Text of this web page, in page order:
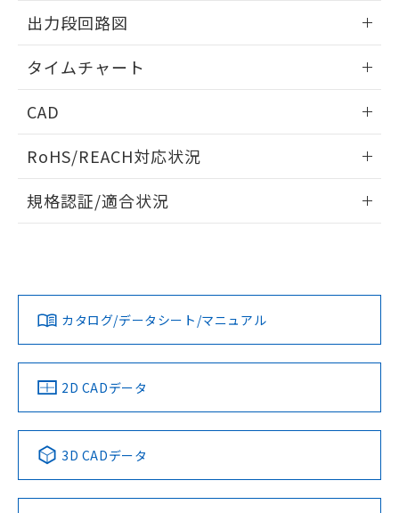
出力段回路図
タイムチャート
CAD
ドすることができます。
ログイン/会員登録
ダウンロードデータをご利用いただく前に、以下を必ずお読
みください。
ソフトウェアの使用条件
RoHS/REACH対応状況
EU RoHS 注意事項・凡例
対応済み
中国 RoHS 注意事項・凡例
Pb Hg Cd Cr(VI)
規格認証/適合状況
LR型式承認
（イギリス
船舶規格）
DNV型式承認
（ノルウェー
BV型式承認
（フランス
KR型式
（韓国
No No No No
この製品の規格認証/適合状況ページへ
その他の認証はこちらのページからご検索ください
カタログ/データシート/マニュアル
2D CADデータ
3D CADデータ
欄に対応日を記載しておりました。
既に当社にて対応品への在庫切替を完了
していることから、特段のことがない限